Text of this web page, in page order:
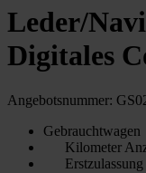
Leder/
Digitales
Angebotsnummer:
Gebrauchtwagen
Kilometer
Erstzulassung